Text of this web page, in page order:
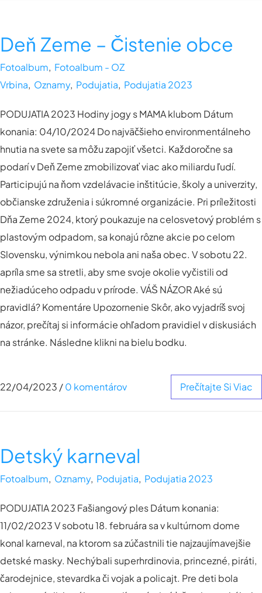
Deň Zeme – Čistenie obce
Fotoalbum, Fotoalbum - OZ
Vrbina, Oznamy, Podujatia, Podujatia 2023
PODUJATIA 2023 Hodiny jogy s MAMA klubom Dátum
konania: 04/10/2024 Do najväčšieho environmentálneho
hnutia na svete sa môžu zapojiť všetci. Každoročne sa
podarí v Deň Zeme zmobilizovať viac ako miliardu ľudí.
Participujú na ňom vzdelávacie inštitúcie, školy a univerzity,
občianske združenia i súkromné organizácie. Pri príležitosti
Dňa Zeme 2024, ktorý poukazuje na celosvetový problém s
plastovým odpadom, sa konajú rôzne akcie po celom
Slovensku, výnimkou nebola ani naša obec. V sobotu 22.
apríla sme sa stretli, aby sme svoje okolie vyčistili od
nežiadúceho odpadu v prírode. VÁŠ NÁZOR Aké sú
pravidlá? Komentáre Upozornenie Skôr, ako vyjadríš svoj
názor, prečítaj si informácie ohľadom pravidiel v diskusiách
na stránke. Následne klikni na bielu bodku.
22/04/2023 /0 komentárov Prečítajte Si Viac
Detský karneval
Fotoalbum, Oznamy, Podujatia, Podujatia 2023
PODUJATIA 2023 Fašiangový ples Dátum konania:
11/02/2023 V sobotu 18. februára sa v kultúrnom dome
konal karneval, na ktorom sa zúčastnili tie najzaujímavejšie
detské masky. Nechýbali superhrdinovia, princezné, piráti,
čarodejnice, stevardka či vojak a policajt. Pre deti bola